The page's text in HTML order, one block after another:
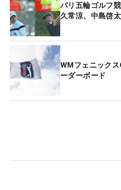
パリ五輪ゴルフ
久常涼、中島啓
WMフェニック
ーダーボード